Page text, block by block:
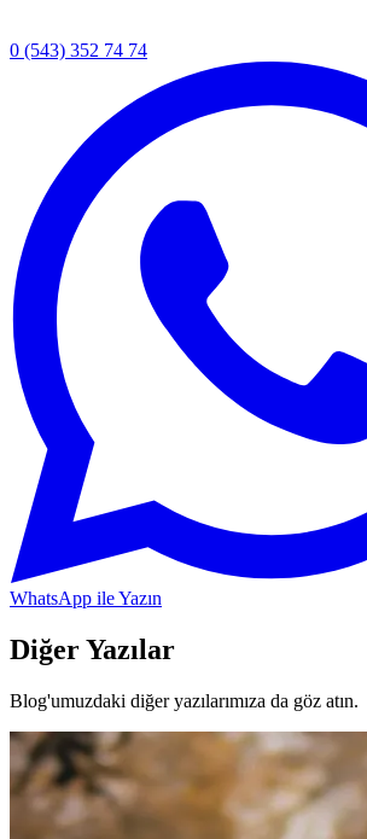
0 (543) 352 74 74
WhatsApp ile Yazın
Diğer Yazılar
Blog'umuzdaki diğer yazılarımıza da göz atın.